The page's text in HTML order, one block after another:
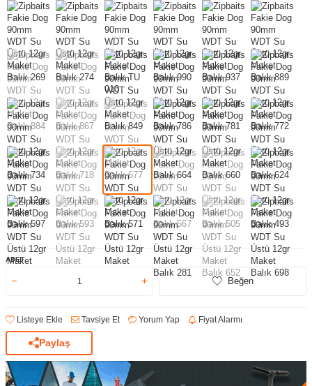
ADET
Beğen
Listeye Ekle Tavsiye Et Yorum Yap Fiyat Alarmı
Paylaş